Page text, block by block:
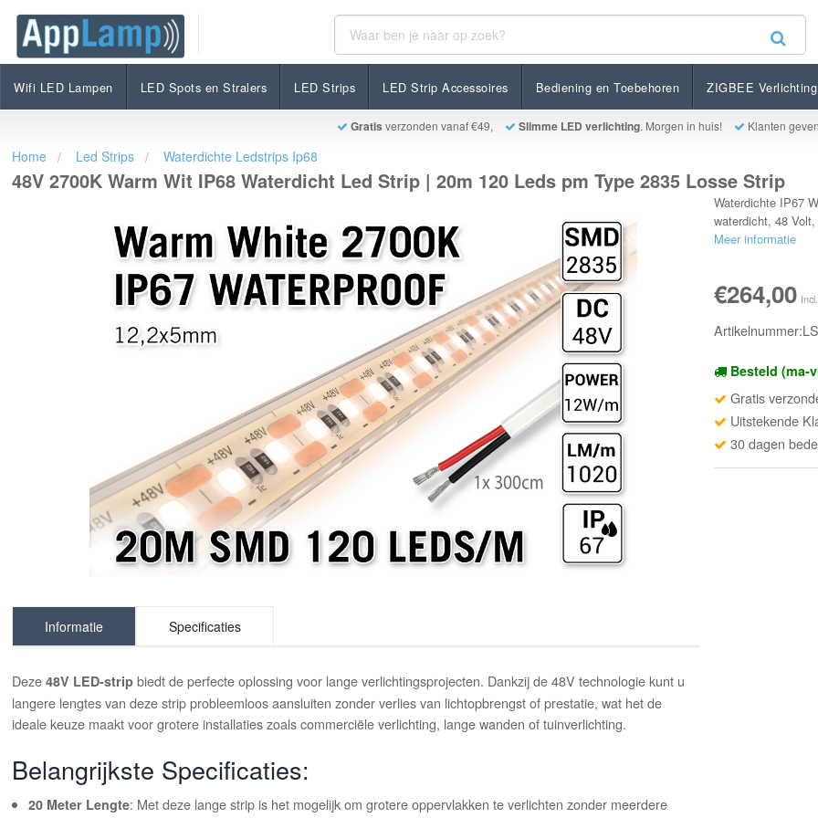
Wifi LED Lampen LED Spots en Stralers LED Strips LED Strip Accessoires Bediening en Toebehoren ZIGBEE Verlichting
Gratis verzonden vanaf €49, Slimme LED verlichting. Morgen in huis! Klanten
48V 2700K Warm Wit IP68 Waterdicht Led Strip | 20m 120 Leds pm Type 2835 Losse Strip
€264,00 Niet op voorraad
Home Led Strips Waterdichte Ledstrips Ip68
48V 2700K Warm Wit IP68 Waterdicht Led Strip | 20m 120 Leds pm Type 2835 Losse Strip
Waterdichte IP67
waterdicht, 48
Meer informatie
€264,00
Besteld (ma-
Gratis
Uitstekende
30 dagen
Informatie Specificaties
Deze48V LED-strip biedt de perfecte oplossing voor lange verlichtingsprojecten. Dankzij de 48V technologie kunt u
langere lengtes van deze strip probleemloos aansluiten zonder verlies van lichtopbrengst of prestatie, wat het de
ideale keuze maakt voor grotere installaties zoals commerciële verlichting, lange wanden of tuinverlichting.
Belangrijkste Specificaties:
20 Meter Lengte: Met deze lange strip is het mogelijk om grotere oppervlakken te verlichten zonder meerdere